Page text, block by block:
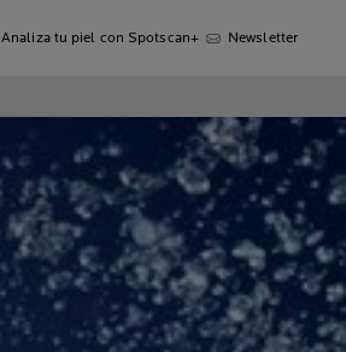
Analiza tu piel con Spotscan+ Newsletter